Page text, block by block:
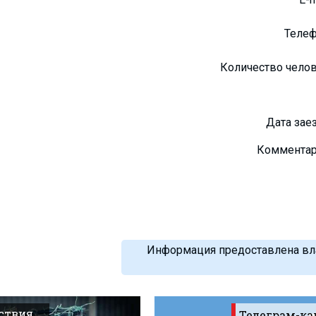
Количество
Дата
Информация предоставлена